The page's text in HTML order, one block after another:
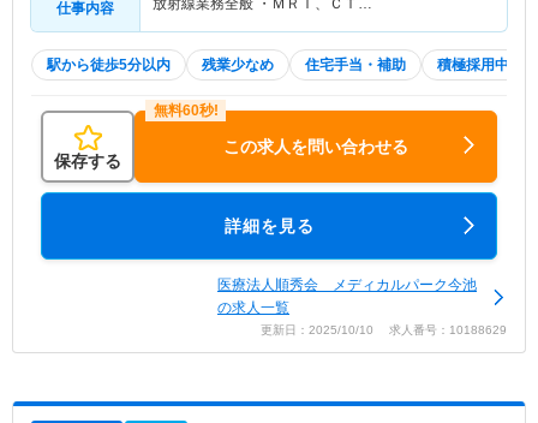
仕事内容
放射線業務全般 ・ＭＲＩ、ＣＴ…
駅から徒歩5分以内 残業少なめ 住宅手当・補助 積極採用中
保存する
この求人を問い合わせる
詳細を見る
医療法人順秀会 メディカルパーク今池
の求人一覧
更新日：2025/10/10 求人番号：10188629